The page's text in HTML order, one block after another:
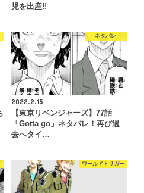
児を出産!!
ネタバレ
2022.2.15
【東京リベンジャーズ】77話
「Gotta go」ネタバレ！再び過
去へタイ…
ワールドトリガー